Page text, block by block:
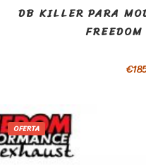
DB KILLER PARA
€
OFERTA